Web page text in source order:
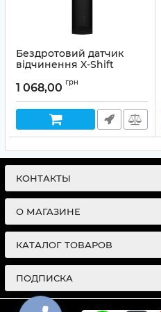
Бездротовий датчик
відчинення X-Shift
Артикул: 01-00015
1 068,00 грн
КОНТАКТЫ
О МАГАЗИНЕ
КАТАЛОГ ТОВАРОВ
ПОДПИСКА